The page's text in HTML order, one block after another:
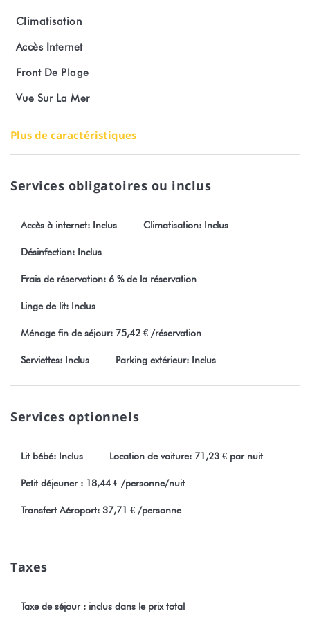
Climatisation
Wi-Fi
Transferts disponibles en supplément
Check-in à partir de 15h
Les fêtes et rassemblements sont strictement interdits au sein du
logement.
nos conditions générales de vente visibles sur notre site
Numéro d’enregistrement : 2936DTO-MT
Climatisation
Accès Internet
Front De Plage
Vue Sur La Mer
Plus de caractéristiques
Services obligatoires ou inclus
Accès à internet: Inclus Climatisation: Inclus
Désinfection: Inclus
Frais de réservation: 6 % de la réservation
Linge de lit: Inclus
Ménage fin de séjour: 75,42 € /réservation
Serviettes: Inclus Parking extérieur: Inclus
Services optionnels
Lit bébé: Inclus Location de voiture: 71,23 € par nuit
Petit déjeuner : 18,44 € /personne/nuit
Transfert Aéroport: 37,71 € /personne
Taxes
Taxe de séjour : inclus dans le prix total